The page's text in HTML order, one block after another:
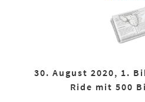
30. August 2020, 1.
Ride mit 500